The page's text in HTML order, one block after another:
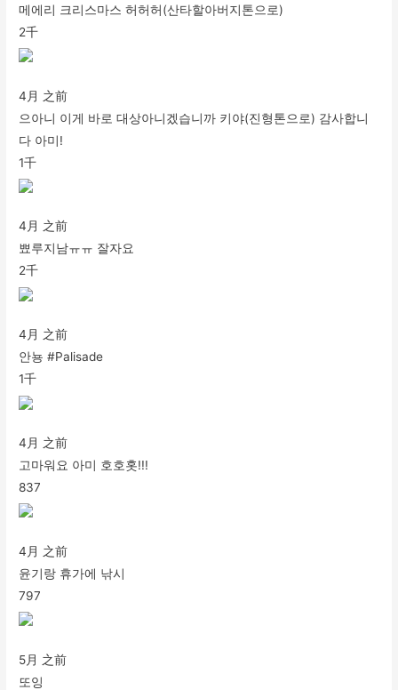
메에리 크리스마스 허허허(산타할아버지톤으로)
2千
4月 之前
으아니 이게 바로 대상아니겠습니까 키야(진형톤으로) 감사합니
다 아미!
1千
4月 之前
뾰루지남ㅠㅠ 잘자요
2千
4月 之前
안뇽 #Palisade
1千
4月 之前
고마워요 아미 호호홋!!!
837
4月 之前
윤기랑 휴가에 낚시
797
5月 之前
또잉